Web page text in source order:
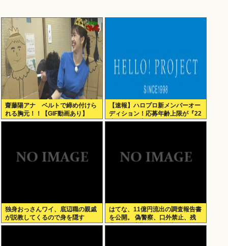
齋藤陽アナ ベルトで締め付けら
れる胸元！！【GIF動画あり】
【速報】ハロプロ新メンバーオー
ディション！応募年齢上限が『22
歳』に引き上げられる
独身おっさんワイ、底辺職の親戚
が説教してくるので身を隠す
はてな、11億円流出の調査報告書
を公開。 偽警察、口外禁止、残
業・休日出勤200時間越、孤